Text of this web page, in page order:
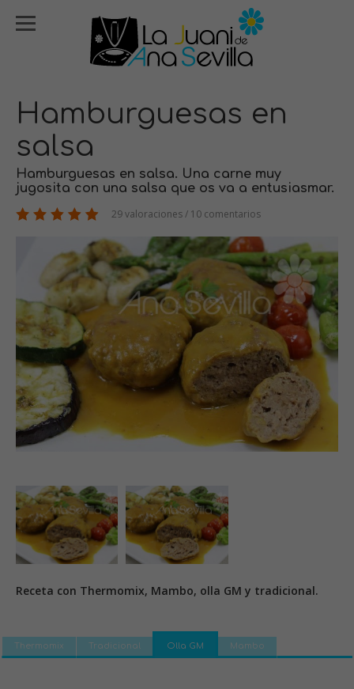
Hamburguesas en
salsa
Hamburguesas en salsa. Una carne muy
jugosita con una salsa que os va a entusiasmar.
29 valoraciones / 10 comentarios
Receta con Thermomix, Mambo, olla GM y tradicional.
Thermomix Tradicional Olla GM Mambo